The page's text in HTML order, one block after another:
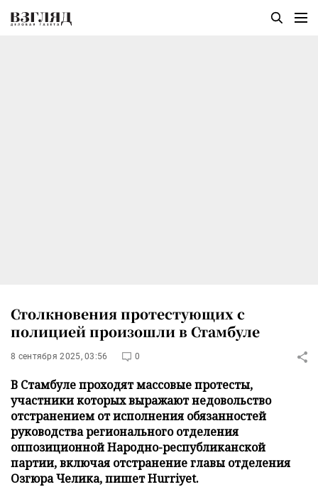
Столкновения протестующих с
полицией произошли в Стамбуле
8 сентября 2025, 03:56 0
В Стамбуле проходят массовые протесты,
участники которых выражают недовольство
отстранением от исполнения обязанностей
руководства регионального отделения
оппозиционной Народно-республиканской
партии, включая отстранение главы отделения
Озгюра Челика, пишет Hurriyet.